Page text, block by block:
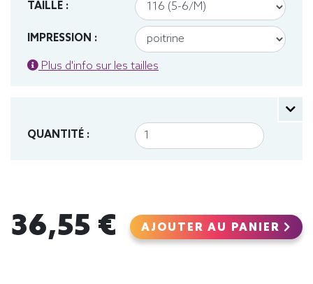
TAILLE :
IMPRESSION :
Plus d'info sur les tailles
QUANTITÉ :
36,55 € AJOUTER AU PANIER